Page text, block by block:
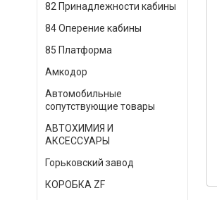
82 Принадлежности кабины
84 Оперение кабины
85 Платформа
Амкодор
Автомобильные
сопутствующие товары
АВТОХИМИЯ И
АКСЕССУАРЫ
Горьковский завод
КОРОБКА ZF
Манжета (142х168х16) задней
ступицы (ан. 307287 ЗИЛ-130)
Компонент, г.Зеленодольск)
Артикул:65115-3104017Э
в наличии
293,00 Р
В корзину